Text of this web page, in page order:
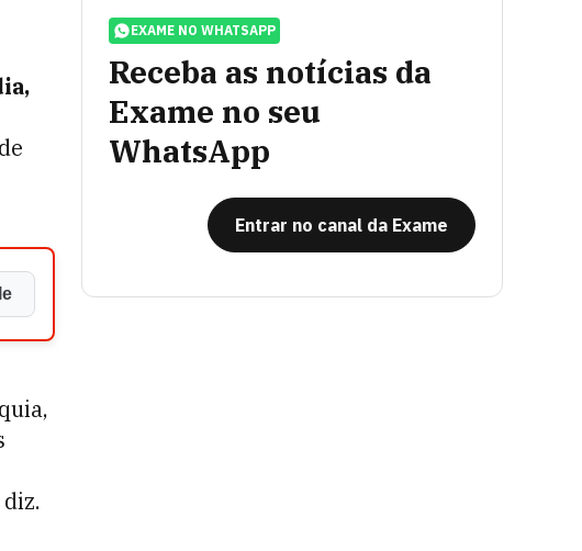
EXAME NO WHATSAPP
Receba as notícias da
Exame no seu
WhatsApp
Entrar no canal da Exame